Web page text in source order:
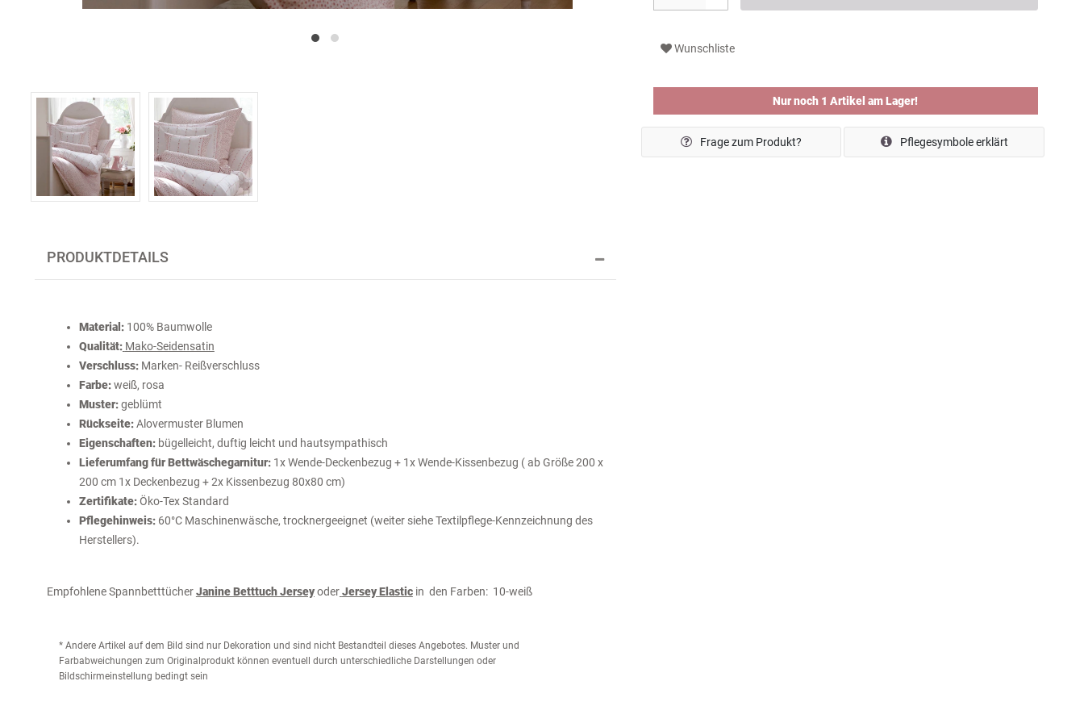
Wunschliste
Nur noch 1 Artikel am Lager!
Frage zum Produkt? Pflegesymbole erklärt
PRODUKTDETAILS
Material:100% Baumwolle
Qualität: Mako-Seidensatin
Verschluss:Marken- Reißverschluss
Farbe:weiß, rosa
Muster:geblümt
Rückseite:Alovermuster Blumen
Eigenschaften:bügelleicht, duftig leicht und hautsympathisch
Lieferumfang für Bettwäschegarnitur: 1x Wende-Deckenbezug + 1x Wende-Kissenbezug ( ab Größe 200 x
200 cm 1x Deckenbezug + 2x Kissenbezug 80x80 cm)
Zertifikate:Öko-Tex Standard
Pflegehinweis: 60°C Maschinenwäsche, trocknergeeignet (weiter siehe Textilpflege-Kennzeichnung des
Herstellers).
Empfohlene SpannbetttücherJanine Betttuch JerseyoderJersey Elasticin den Farben: 10-weiß
* Andere Artikel auf dem Bild sind nur Dekoration und sind nicht Bestandteil dieses Angebotes. Muster und
Farbabweichungen zum Originalprodukt können eventuell durch unterschiedliche Darstellungen oder
Bildschirmeinstellung bedingt sein